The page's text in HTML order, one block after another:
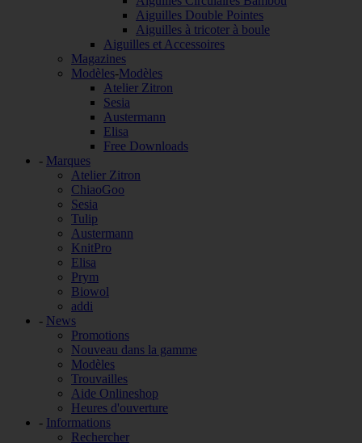
Aiguilles Double Pointes
Aiguilles à tricoter à boule
Aiguilles et Accessoires
Magazines
Modèles-Modèles
Atelier Zitron
Sesia
Austermann
Elisa
Free Downloads
- Marques
Atelier Zitron
ChiaoGoo
Sesia
Tulip
Austermann
KnitPro
Elisa
Prym
Biowol
addi
- News
Promotions
Nouveau dans la gamme
Modèles
Trouvailles
Aide Onlineshop
Heures d'ouverture
- Informations
Rechercher